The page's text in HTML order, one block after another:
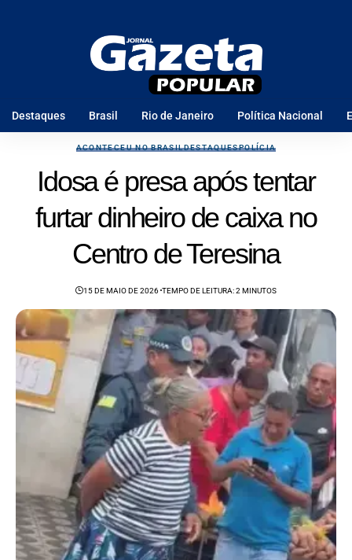
Destaques Brasil Rio de Janeiro Política Nacional
ACONTECEU NO BRASILDESTAQUESPOLÍCIA
Idosa é presa após tentar
furtar dinheiro de caixa no
Centro de Teresina
15 DE MAIO DE 2026 TEMPO DE LEITURA: 2 MINUTOS